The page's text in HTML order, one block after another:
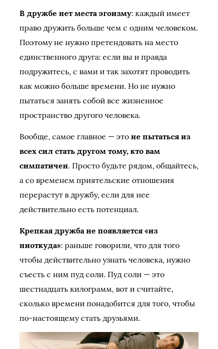
В дружбе нет места эгоизму: каждый имеет
право дружить больше чем с одним человеком.
Поэтому не нужно претендовать на место
единственного друга: если вы и правда
подружитесь, с вами и так захотят проводить
как можно больше времени. Но не нужно
пытаться занять собой все жизненное
пространство другого человека.
Вообще, самое главное — это не пытаться из
всех сил стать другом тому, кто вам
симпатичен. Просто будьте рядом, общайтесь,
а со временем приятельские отношения
перерастут в дружбу, если для нее
действительно есть потенциал.
Крепкая дружба не появляется «из
ниоткуда»: раньше говорили, что для того
чтобы действительно узнать человека, нужно
съесть с ним пуд соли. Пуд соли — это
шестнадцать килограмм, вот и считайте,
сколько времени понадобится для того, чтобы
по-настоящему стать друзьями.